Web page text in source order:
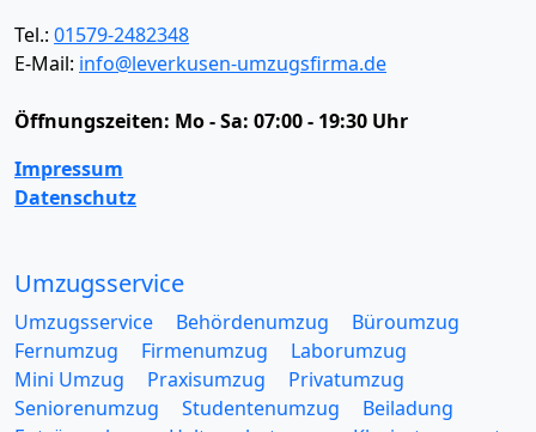
Tel.: 01579-2482348
E-Mail: info@leverkusen-umzugsfirma.de
Öffnungszeiten: Mo - Sa: 07:00 - 19:30 Uhr
Impressum
Datenschutz
Umzugsservice
Umzugsservice Behördenumzug
Büroumzug
Fernumzug
Firmenumzug
Laborumzug
Mini Umzug
Praxisumzug
Privatumzug
Seniorenumzug
Studentenumzug
Beiladung